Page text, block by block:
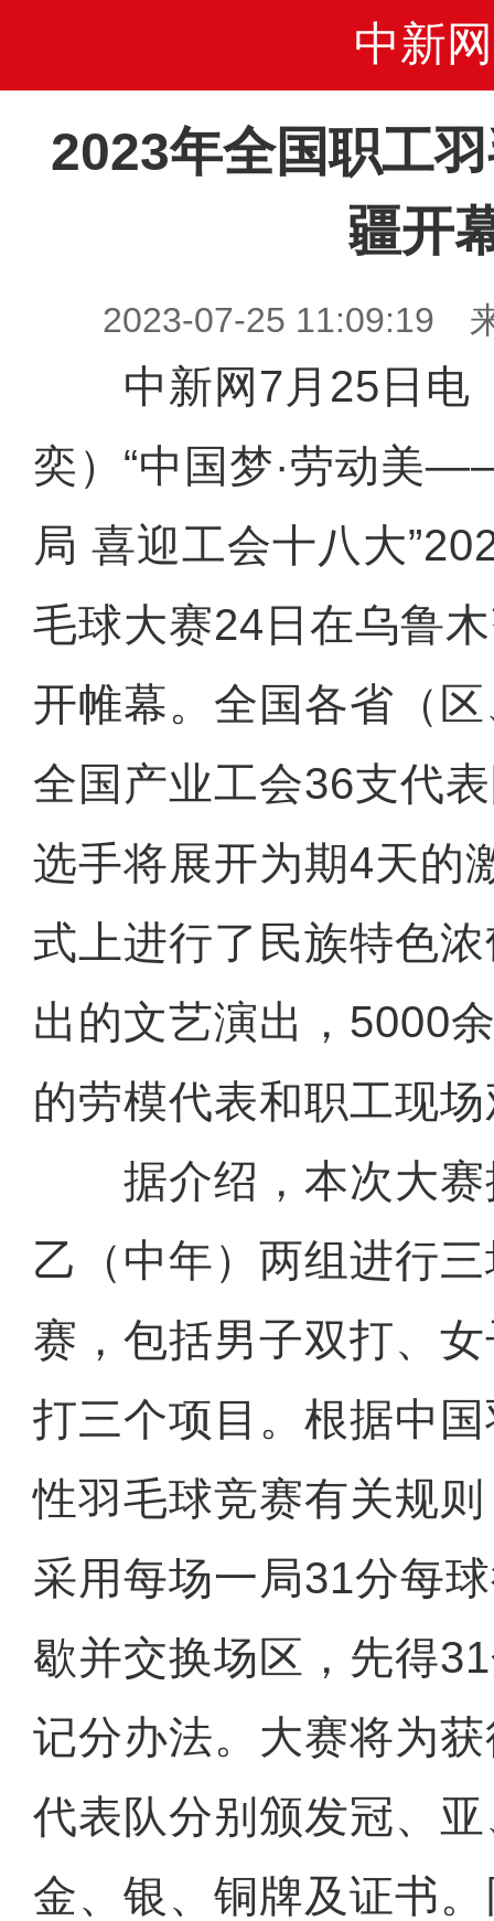
中新网
2023年全国职工
疆开
2023-07-25 11:09:19
中新网7月25日电
奕）“中国梦·劳动美
局 喜迎工会十八大
毛球大赛24日在乌鲁
开帷幕。全国各省（
全国产业工会36支代
选手将展开为期4天的
式上进行了民族特色
出的文艺演出，5000
的劳模代表和职工现
据介绍，本次大赛
乙（中年）两组进行
赛，包括男子双打、
打三个项目。根据中
性羽毛球竞赛有关规
采用每场一局31分每
歇并交换场区，先得
记分办法。大赛将为
代表队分别颁发冠、
金、银、铜牌及证书